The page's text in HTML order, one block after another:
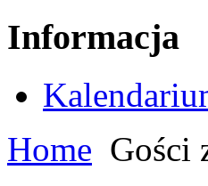
Informacja
Home Gości